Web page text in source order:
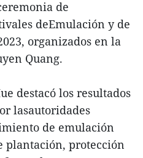
de
deEmulación y de
organizados en la
Quang.
destacó los resultados
lasautoridades
de emulación
plantación, protección